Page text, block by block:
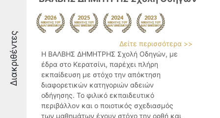
Διακριθέντες
Δείτε περισσότερα >>
Η ΒΑΛΒΗΣ ΔΗΜΗΤΡΗΣ Σχολή Οδηγών, με
έδρα στο Κερατσίνι, παρέχει πλήρη
εκπαίδευση με στόχο την απόκτηση
διαφορετικών κατηγοριών αδειών
οδήγησης. Το φιλικό εκπαιδευτικό
περιβάλλον και ο ποιοτικός σχεδιασμός
των μαθημάτων έχουν στόχο την ορθή και